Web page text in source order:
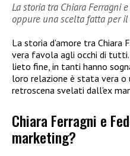
La storia tra Chiara Ferragni
oppure una scelta fatta per
La storia d’amore tra Chiara
vera favola agli occhi di tutti.
lieto fine, in tanti hanno
loro relazione è stata vera o
retroscena svelati dall’ex
Chiara Ferragni e
marketing?